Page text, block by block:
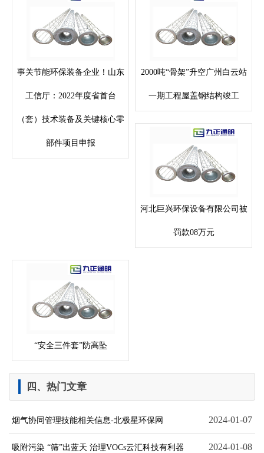
事关节能环保装备企业！山东
工信厅：2022年度省首台
（套）技术装备及关键核心零
部件项目申报
2000吨“骨架”升空广州白云站
一期工程屋盖钢结构竣工
河北巨兴环保设备有限公司被
罚款08万元
“安全三件套”防高坠
四、热门文章
2024-01-07
烟气协同管理技能相关信息-北极星环保网
2024-01-08
吸附污染 “筛”出蓝天 治理VOCs云汇科技有利器